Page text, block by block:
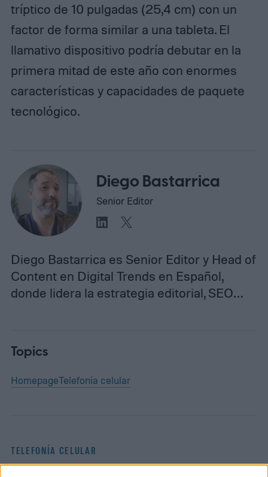
tríptico de 10 pulgadas (25,4 cm) con un
factor de forma similar a una tableta. El
llamativo dispositivo podría debutar en la
primera mitad de este año con enormes
características y capacidades de paquete
tecnológico.
Diego Bastarrica
Senior Editor
Diego Bastarrica es Senior Editor y Head of
Content en Digital Trends en Español,
donde lidera la estrategia editorial, SEO…
Topics
HomepageTelefonía celular
TELEFONÍA CELULAR